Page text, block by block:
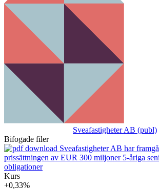
Sveafastigheter AB (publ)
Bifogade filer
Sveafastigheter AB har
prissättningen av EUR 300 miljoner 5-åriga
obligationer
Kurs
+0,33%